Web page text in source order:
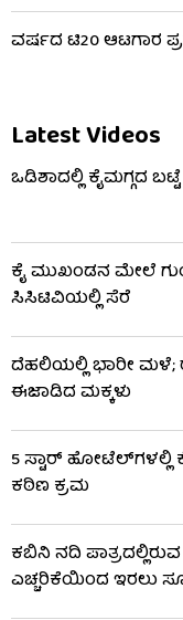
ವರ್ಷದ ಟಿ20 ಆಟಗಾರ
Latest Videos
ಒಡಿಶಾದಲ್ಲಿ ಕೈಮಗ್ಗದ
ಕೈ ಮುಖಂಡನ ಮೇಲೆ
ಸಿಸಿಟಿವಿಯಲ್ಲಿ ಸೆರೆ
ದೆಹಲಿಯಲ್ಲಿ ಭಾರೀ ಮಳೆ;
ಈಜಾಡಿದ ಮಕ್ಕಳು
5 ಸ್ಟಾರ್ ಹೋಟೆಲ್​​ಗಳಲ್ಲಿ
ಕಠಿಣ ಕ್ರಮ
ಕಬಿನಿ ನದಿ
ಎಚ್ಚರಿಕೆಯಿಂದ ಇರಲು